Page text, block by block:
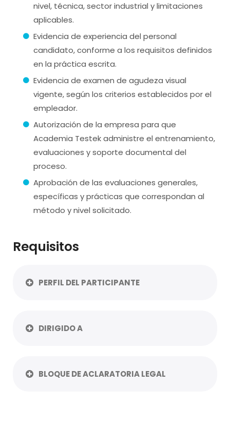
nivel, técnica, sector industrial y limitaciones
aplicables.
Evidencia de experiencia del personal
candidato, conforme a los requisitos definidos
en la práctica escrita.
Evidencia de examen de agudeza visual
vigente, según los criterios establecidos por el
empleador.
Autorización de la empresa para que
Academia Testek administre el entrenamiento,
evaluaciones y soporte documental del
proceso.
Aprobación de las evaluaciones generales,
específicas y prácticas que correspondan al
método y nivel solicitado.
Requisitos
PERFIL DEL PARTICIPANTE
DIRIGIDO A
BLOQUE DE ACLARATORIA LEGAL